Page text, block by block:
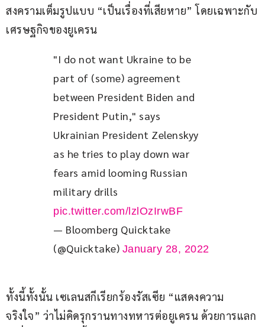
สงครามเต็มรูปแบบ “เป็นเรื่องที่เสียหาย” โดยเฉพาะกับ
เศรษฐกิจของยูเครน
"I do not want Ukraine to be
part of (some) agreement
between President Biden and
President Putin," says
Ukrainian President Zelenskyy
as he tries to play down war
fears amid looming Russian
military drills
pic.twitter.com/lzlOzIrwBF
— Bloomberg Quicktake
(@Quicktake) January 28, 2022
ทั้งนี้ทั้งนั้น เซเลนสกีเรียกร้องรัสเซีย “แสดงความ
จริงใจ” ว่าไม่คิดรุกรานทางทหารต่อยูเครน ด้วยการแลก